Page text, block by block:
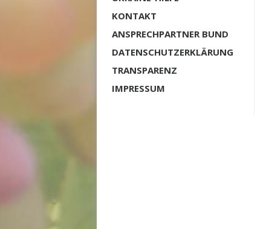
KONTAKT
ANSPRECHPARTNER BUND
DATENSCHUTZERKLÄRUNG
TRANSPARENZ
IMPRESSUM